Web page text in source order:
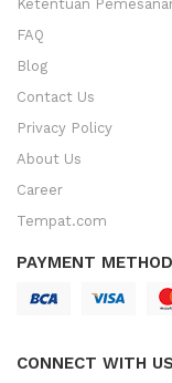
Ketentuan
FAQ
Blog
Contact Us
Privacy Policy
About Us
Career
Tempat.com
PAYMENT METHOD
CONNECT WITH US